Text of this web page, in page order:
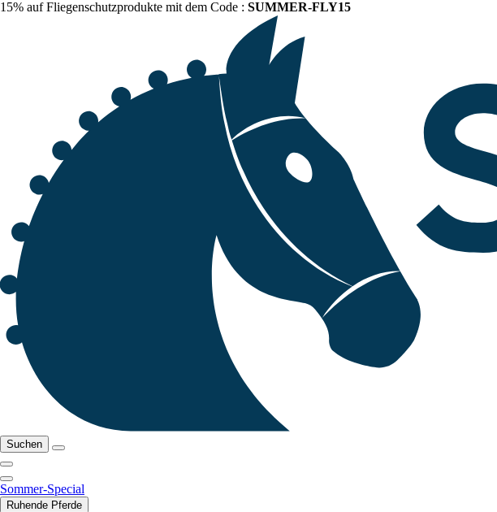
15% auf Fliegenschutzprodukte mit dem Code : SUMMER-FLY15
Suchen
Sommer-Special
Ruhende Pferde